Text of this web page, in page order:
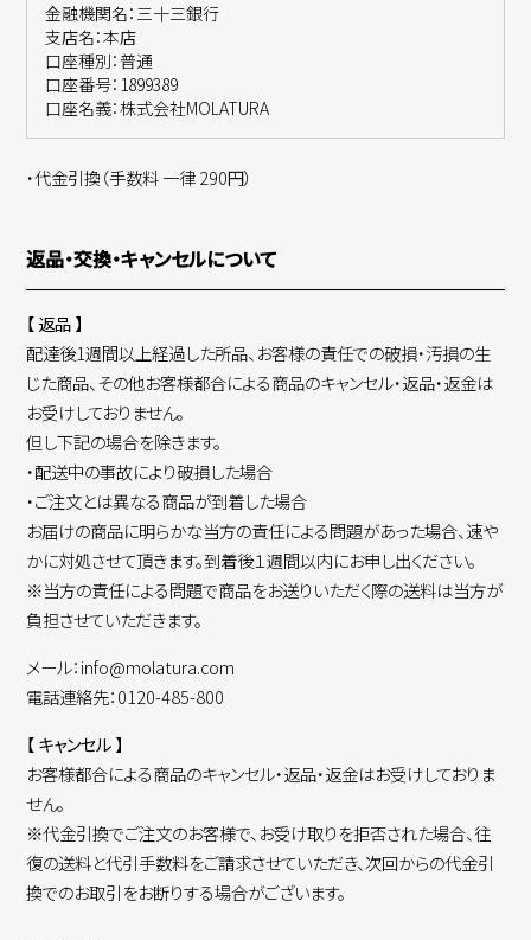
金融機関名：三十三銀行
支店名：本店
口座種別：普通
口座番号：1899389
口座名義：株式会社MOLATURA
・代金引換（手数料 一律 290円）
返品・交換・キャンセルについて
【 返品 】
配達後1週間以上経過した所品、お客様の責任での破損・汚損の生
じた商品、その他お客様都合による商品のキャンセル・返品・返金は
お受けしておりません。
但し下記の場合を除きます。
・配送中の事故により破損した場合
・ご注文とは異なる商品が到着した場合
お届けの商品に明らかな当方の責任による問題があった場合、速や
かに対処させて頂きます。到着後１週間以内にお申し出ください。
※当方の責任による問題で商品をお送りいただく際の送料は当方が
負担させていただきます。
メール：info@molatura.com
電話連絡先：0120-485-800
【 キャンセル 】
お客様都合による商品のキャンセル・返品・返金はお受けしておりま
せん。
※代金引換でご注文のお客様で、お受け取りを拒否された場合、往
復の送料と代引手数料をご請求させていただき、次回からの代金引
換でのお取引をお断りする場合がございます。